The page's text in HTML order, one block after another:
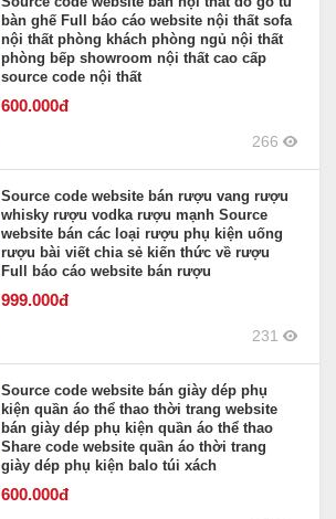
bàn ghế Full báo cáo website nội thất sofa
nội thất phòng khách phòng ngủ nội thất
phòng bếp showroom nội thất cao cấp
source code nội thất
600.000đ
266
Source code website bán rượu vang rượu
whisky rượu vodka rượu mạnh Source
website bán các loại rượu phụ kiện uống
rượu bài viết chia sẻ kiến thức về rượu
Full báo cáo website bán rượu
999.000đ
231
Source code website bán giày dép phụ
kiện quần áo thể thao thời trang website
bán giày dép phụ kiện quần áo thể thao
Share code website quần áo thời trang
giày dép phụ kiện balo túi xách
600.000đ